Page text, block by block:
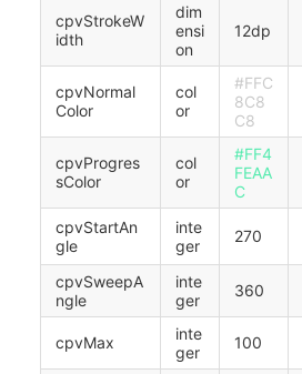
cpvStrokeW
idth
dim
ensi
on
12dp
cpvNormal
Color
col
or
#FFC
8C8
C8
cpvProgres
sColor
col
or
#FF4
FEAA
C
cpvStartAn
gle
inte
ger
270
cpvSweepA
ngle
inte
ger
360
cpvMax
inte
ger
100